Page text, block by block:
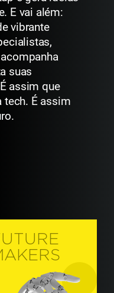
E vai além:
vibrante
suas
assim que
tech. É assim